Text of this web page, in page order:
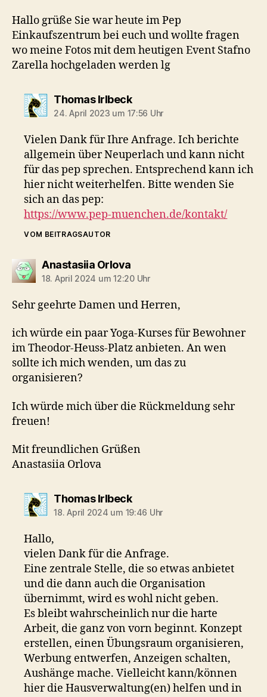
Hallo grüße Sie war heute im Pep
Einkaufszentrum bei euch und wollte fragen
wo meine Fotos mit dem heutigen Event Stafno
Zarella hochgeladen werden lg
Thomas Irlbecksagt:
24. April 2023 um 17:56 Uhr
Vielen Dank für Ihre Anfrage. Ich berichte
allgemein über Neuperlach und kann nicht
für das pep sprechen. Entsprechend kann ich
hier nicht weiterhelfen. Bitte wenden Sie
sich an das pep:
https://www.pep-muenchen.de/kontakt/
VOM BEITRAGSAUTOR
Anastasiia Orlovasagt:
18. April 2024 um 12:20 Uhr
Sehr geehrte Damen und Herren,
ich würde ein paar Yoga-Kurses für Bewohner
im Theodor-Heuss-Platz anbieten. An wen
sollte ich mich wenden, um das zu
organisieren?
Ich würde mich über die Rückmeldung sehr
freuen!
Mit freundlichen Grüßen
Anastasiia Orlova
Thomas Irlbecksagt:
18. April 2024 um 19:46 Uhr
Hallo,
vielen Dank für die Anfrage.
Eine zentrale Stelle, die so etwas anbietet
und die dann auch die Organisation
übernimmt, wird es wohl nicht geben.
Es bleibt wahrscheinlich nur die harte
Arbeit, die ganz von vorn beginnt. Konzept
erstellen, einen Übungsraum organisieren,
Werbung entwerfen, Anzeigen schalten,
Aushänge mache. Vielleicht kann/können
hier die Hausverwaltung(en) helfen und in